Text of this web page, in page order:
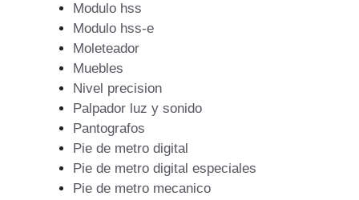
Modulo hss
Modulo hss-e
Moleteador
Muebles
Nivel precision
Palpador luz y sonido
Pantografos
Pie de metro digital
Pie de metro digital especiales
Pie de metro mecanico